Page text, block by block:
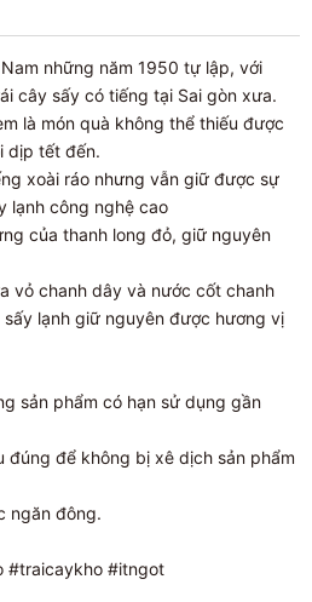
những năm 1950 tự lập, với
cây sấy có tiếng tại Sai gòn xưa.
là món quà không thể thiếu được
dịp tết đến.
xoài ráo nhưng vẫn giữ được sự
lạnh công nghệ cao
của thanh long đỏ, giữ nguyên
vỏ chanh dây và nước cốt chanh
lạnh giữ nguyên được hương vị
sản phẩm có hạn sử dụng gần
đúng để không bị xê dịch sản phẩm
ngăn đông.
#traicaykho #itngot